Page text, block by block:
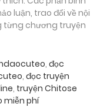
luận, trao đổi về nội
từng chương truyện
, đọc
, đọc truyện
, truyện Chitose
phí